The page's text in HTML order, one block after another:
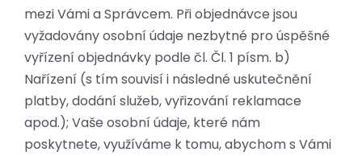
mezi Vámi a Správcem. Při objednávce jsou
vyžadovány osobní údaje nezbytné pro úspěšné
vyřízení objednávky podle čl. Čl. 1 písm. b)
Nařízení (s tím souvisí i následné uskutečnění
platby, dodání služeb, vyřizování reklamace
apod.); Vaše osobní údaje, které nám
poskytnete, využíváme k tomu, abychom s Vámi